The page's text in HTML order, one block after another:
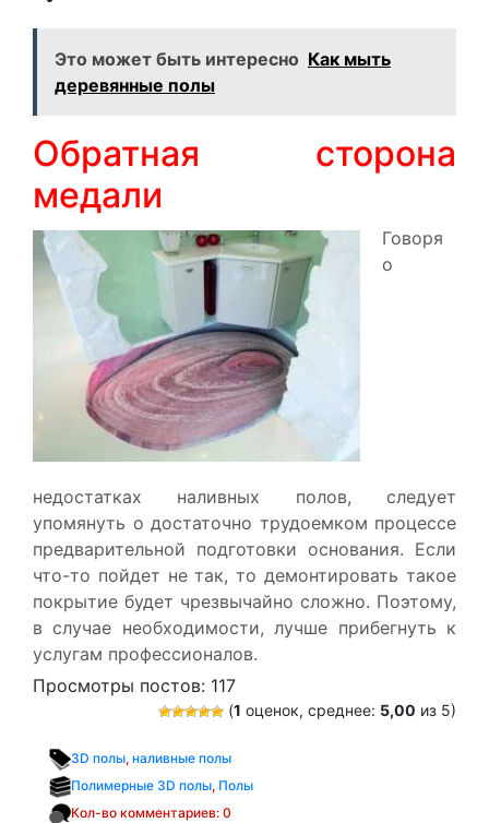
Это может быть интересно Как мыть
деревянные полы
Обратная сторона
медали
Говоря
о
недостатках наливных полов, следует
упомянуть о достаточно трудоемком процессе
предварительной подготовки основания. Если
что-то пойдет не так, то демонтировать такое
покрытие будет чрезвычайно сложно. Поэтому,
в случае необходимости, лучше прибегнуть к
услугам профессионалов.
Просмотры постов: 117
(1 оценок, среднее: 5,00 из 5)
3D полы, наливные полы
Полимерные 3D полы, Полы
Кол-во комментариев: 0